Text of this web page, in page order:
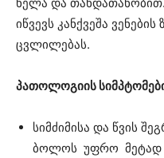
იწვევს კანქვეშა
ცვლილებას.
პათოლოგიის
სიმძიმისა და წვის
ბოლოს უფრო მეტად